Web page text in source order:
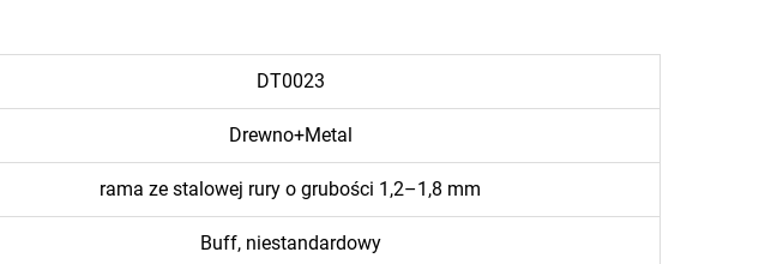
DT0023
Drewno+Metal
rama ze stalowej rury o grubości 1,2–1,8 mm
Buff, niestandardowy